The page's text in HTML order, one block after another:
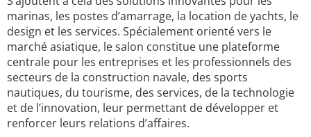
marinas, les postes d’amarrage, la location de yachts, le
design et les services. Spécialement orienté vers le
marché asiatique, le salon constitue une plateforme
centrale pour les entreprises et les professionnels des
secteurs de la construction navale, des sports
nautiques, du tourisme, des services, de la technologie
et de l’innovation, leur permettant de développer et
renforcer leurs relations d’affaires.